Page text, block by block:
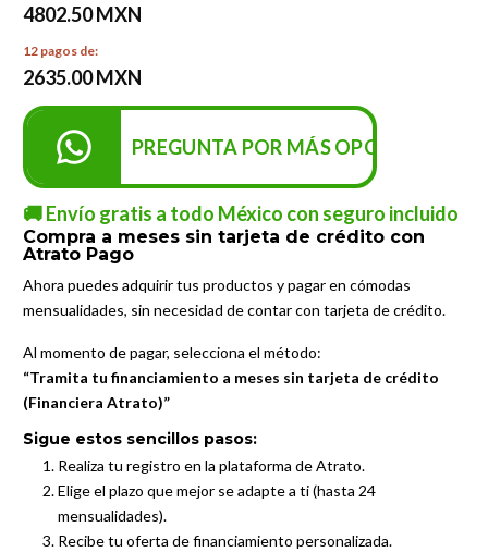
4802.50 MXN
12 pagos de:
2635.00 MXN
PREGUNTA POR MÁS OPCIONES DE
🚚 Envío gratis a todo México con seguro incluido
Compra a meses sin tarjeta de crédito con
Atrato Pago
Ahora puedes adquirir tus productos y pagar en cómodas
mensualidades, sin necesidad de contar con tarjeta de crédito.
Al momento de pagar, selecciona el método:
“Tramita tu financiamiento a meses sin tarjeta de crédito
(Financiera Atrato)”
Sigue estos sencillos pasos:
Realiza tu registro en la plataforma de Atrato.
Elige el plazo que mejor se adapte a ti (hasta 24
mensualidades).
Recibe tu oferta de financiamiento personalizada.